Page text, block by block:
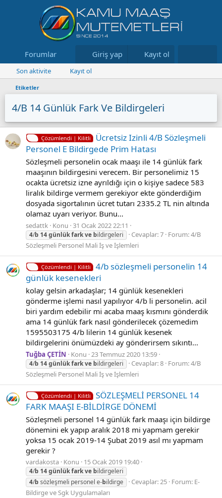
Forumlar Neler yeni Kaynaklar
Giriş yap Kayıt ol
Son aktivite Kayıt ol
Etiketler
4/b 14 Günlük Fark Ve Bildirgeleri
Çözümlendi | Kilitli
Ücretsiz Izinli 4/B Sözleşmeli
Personel E Bildirgede Prim Hatası
Sözleşmeli personelin ocak maaşı ile 14 günlük fark
maaşının bildirgesini verecem. Bir personelimiz 15
ocakta ücretsiz izne ayrıldığı için o kişiye sadece 583
liralık bildirge vermem gerekiyor ekte gönderdiğim
dosyada sigortalının ücret tutarı 2335.2 TL nin altında
olamaz uyarı veriyor. Bunu...
sedattk Konu 31 Ocak 2022 22:11
4/b 14günlükfarkve bildirgeleri Cevaplar: 7 Forum:4/B
Sözleşmeli Personel Mali İş ve İşlemleri
Çözümlendi | Kilitli
4/b sözleşmeli personelin 14
günlük kesenekleri
kolay gelsin arkadaşlar; 14 günlük kesenekleri
gönderme işlemi nasıl yapılıyor 4/b li personelin. acil
biri yardım edebilir mi acaba maaş kısmını gönderdik
ama 14 günlük fark nasıl gönderilecek çözemedim
1595503175 4/b lilerin 14 günlük kesenek
bildirgelerini önümüzdeki ay gönderirsem sıkıntı...
Tuğba ÇETİN Konu 23 Temmuz 2020 13:59
4/b 14günlükfarkve bildirgeleri Cevaplar: 8 Forum:4/B
Sözleşmeli Personel Mali İş ve İşlemleri
Çözümlendi | Kilitli
SÖZLEŞMELİ PERSONEL 14
FARK MAAŞI E-BİLDİRGE DÖNEMİ
Sözleşmeli personel 14 günlük fark maaşı için bildirge
dönemini ek yapıp aralık 2018 mi yapmam gerekir
yoksa 15 ocak 2019-14 Şubat 2019 asıl mı yapmam
gerekir ?
vardakosta Konu 15 Ocak 2019 19:40
4/b 14günlükfarkve bildirgeleri
4/b sözleşmeli personel e-bildirge Cevaplar: 25 Forum: E-
Bildirge ve Sgk Uygulamaları